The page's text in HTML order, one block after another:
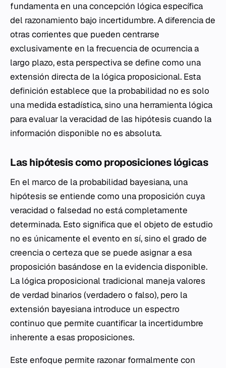
fundamenta en una concepción lógica específica
del razonamiento bajo incertidumbre. A diferencia de
otras corrientes que pueden centrarse
exclusivamente en la frecuencia de ocurrencia a
largo plazo, esta perspectiva se define como una
extensión directa de la lógica proposicional. Esta
definición establece que la probabilidad no es solo
una medida estadística, sino una herramienta lógica
para evaluar la veracidad de las hipótesis cuando la
información disponible no es absoluta.
Las hipótesis como proposiciones lógicas
En el marco de la probabilidad bayesiana, una
hipótesis se entiende como una proposición cuya
veracidad o falsedad no está completamente
determinada. Esto significa que el objeto de estudio
no es únicamente el evento en sí, sino el grado de
creencia o certeza que se puede asignar a esa
proposición basándose en la evidencia disponible.
La lógica proposicional tradicional maneja valores
de verdad binarios (verdadero o falso), pero la
extensión bayesiana introduce un espectro
continuo que permite cuantificar la incertidumbre
inherente a esas proposiciones.
Este enfoque permite razonar formalmente con